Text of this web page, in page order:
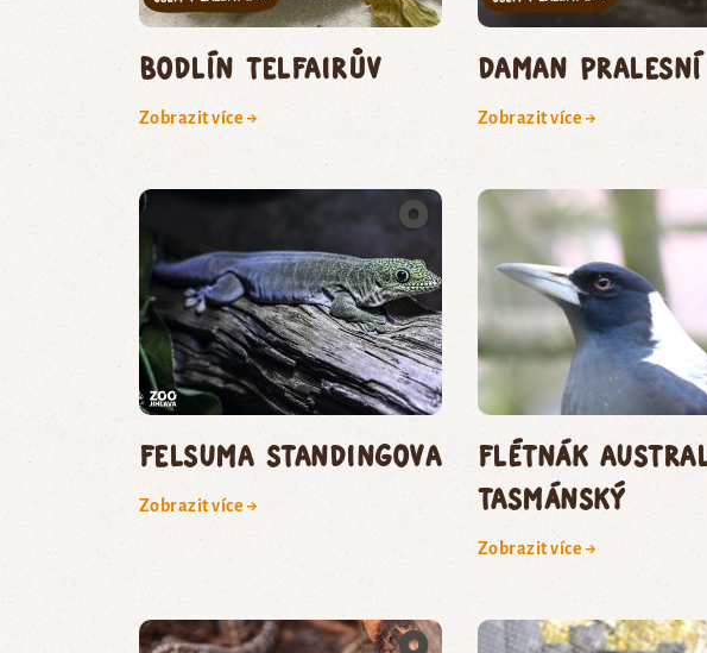
bodlín Telfairův
Zobrazit více →
Daman pralesní
Zobrazit více →
felsuma Standingova
Zobrazit více →
flétnák
tasmánský
Zobrazit více →